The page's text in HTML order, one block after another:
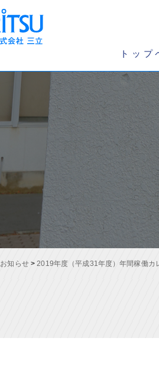
トップ
お知らせ>2019年度（平成31年度）年間稼働カ